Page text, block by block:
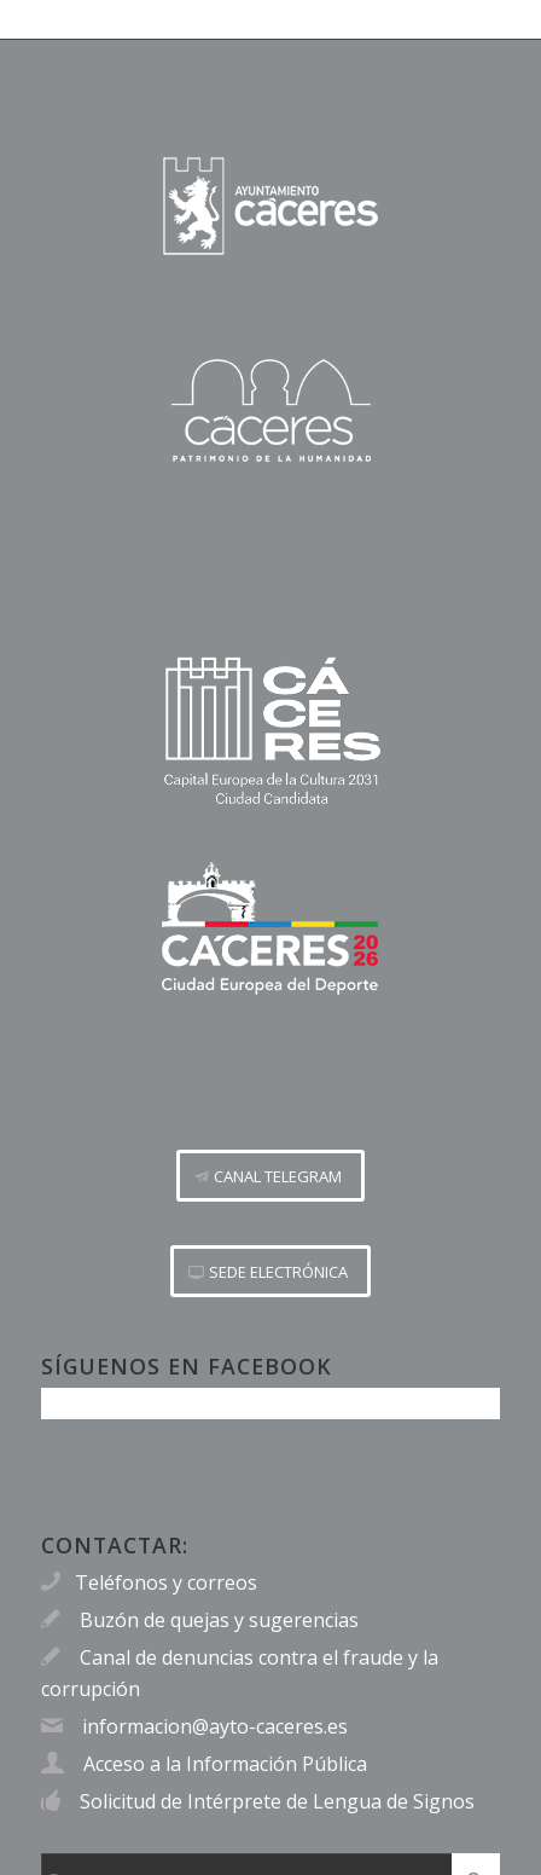
CANAL TELEGRAM
SEDE ELECTRÓNICA
SÍGUENOS EN FACEBOOK
CONTACTAR:
Teléfonos y correos
Buzón de quejas y sugerencias
Canal de denuncias contra el fraude y la
corrupción
informacion@ayto-caceres.es
Acceso a la Información Pública
Solicitud de Intérprete de Lengua de Signos